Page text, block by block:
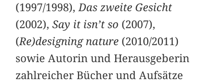
(1997/1998), Das zweite Gesicht
(2002),Say it isn’t so (2007),
(Re)designing nature (2010/2011)
sowie Autorin und Herausgeberin
zahlreicher Bücher und Aufsätze